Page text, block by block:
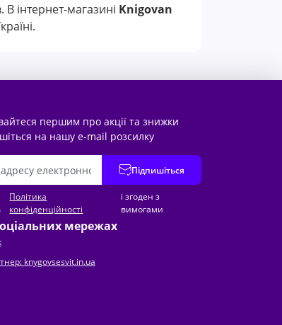
інтернет-магазині Knigovan
мережах
knygovsesvit.in.ua
першим про акції та знижки
на нашу e-mail розсилку
Підпишіться
Політика
конфіденційності
і згоден з
вимогами